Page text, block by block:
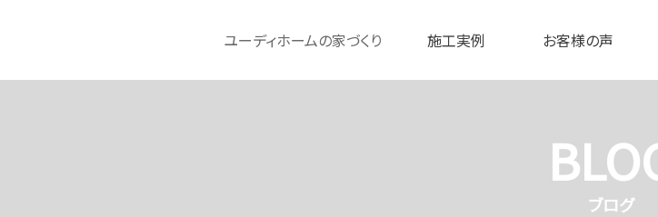
ユーディホームの家づくり 施工実例 お客様の声
ブログ